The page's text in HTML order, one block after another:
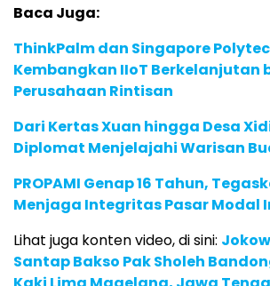
Baca Juga:
ThinkPalm dan Singapore
Kembangkan IIoT Berkelanjutan
Perusahaan Rintisan
Dari Kertas Xuan hingga Desa
Diplomat Menjelajahi Warisan
PROPAMI Genap 16 Tahun,
Menjaga Integritas Pasar Modal
Lihat juga konten video, di sini:
Santap Bakso Pak Sholeh